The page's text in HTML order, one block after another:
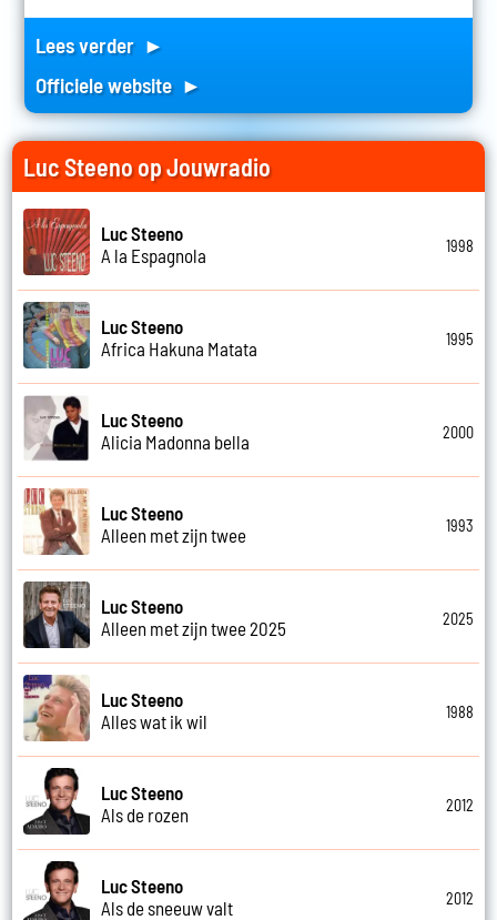
Lees verder ►
Officiele website ►
Luc Steeno op Jouwradio
Luc Steeno
A la Espagnola
1998
Luc Steeno
Africa Hakuna Matata
1995
Luc Steeno
Alicia Madonna bella
2000
Luc Steeno
Alleen met zijn twee
1993
Luc Steeno
Alleen met zijn twee 2025
2025
Luc Steeno
Alles wat ik wil
1988
Luc Steeno
Als de rozen
2012
Luc Steeno
Als de sneeuw valt
2012